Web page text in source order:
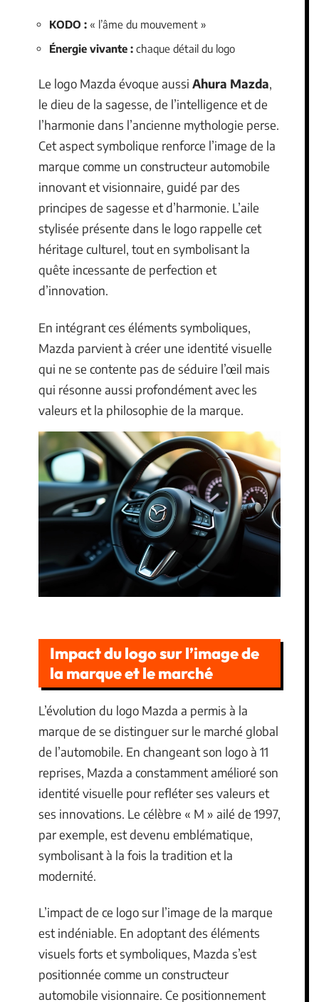
KODO : « l’âme du mouvement »
Énergie vivante : chaque détail du logo
Le logo Mazda évoque aussi Ahura Mazda,
le dieu de la sagesse, de l’intelligence et de
l’harmonie dans l’ancienne mythologie perse.
Cet aspect symbolique renforce l’image de la
marque comme un constructeur automobile
innovant et visionnaire, guidé par des
principes de sagesse et d’harmonie. L’aile
stylisée présente dans le logo rappelle cet
héritage culturel, tout en symbolisant la
quête incessante de perfection et
d’innovation.
En intégrant ces éléments symboliques,
Mazda parvient à créer une identité visuelle
qui ne se contente pas de séduire l’œil mais
qui résonne aussi profondément avec les
valeurs et la philosophie de la marque.
Impact du logo sur l’image de
la marque et le marché
L’évolution du logo Mazda a permis à la
marque de se distinguer sur le marché global
de l’automobile. En changeant son logo à 11
reprises, Mazda a constamment amélioré son
identité visuelle pour refléter ses valeurs et
ses innovations. Le célèbre « M » ailé de 1997,
par exemple, est devenu emblématique,
symbolisant à la fois la tradition et la
modernité.
L’impact de ce logo sur l’image de la marque
est indéniable. En adoptant des éléments
visuels forts et symboliques, Mazda s’est
positionnée comme un constructeur
automobile visionnaire. Ce positionnement